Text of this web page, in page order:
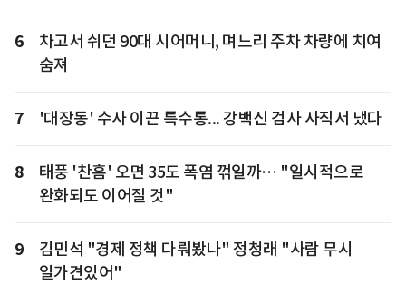
6
차고서 쉬던 90대 시어머니, 며느리 주차 차량에 치여
숨져
7 '대장동' 수사 이끈 특수통... 강백신 검사 사직서 냈다
8
태풍 '찬홈' 오면 35도 폭염 꺾일까… "일시적으로
완화되도 이어질 것"
9
김민석 "경제 정책 다뤄봤나" 정청래 "사람 무시
일가견있어"